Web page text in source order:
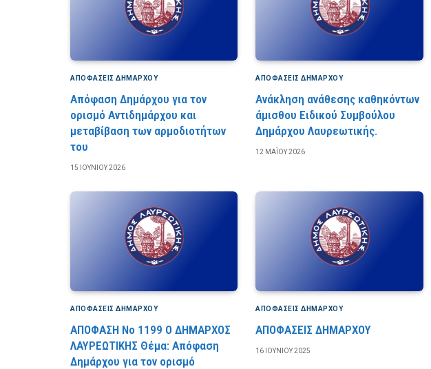
ΑΠΟΦΆΣΕΙΣ ΔΗΜΆΡΧΟΥ
Απόφαση Δημάρχου για τον
ορισμό Αντιδημάρχου και
μεταβίβαση των αρμοδιοτήτων
του
15 ΙΟΥΝΊΟΥ 2026
ΑΠΟΦΆΣΕΙΣ ΔΗΜΆΡΧΟΥ
Ανάκληση ανάθεσης καθηκόντων
άμισθου Ειδικού Συμβούλου
Δημάρχου Λαυρεωτικής.
12 ΜΑΪ́ΟΥ 2026
ΑΠΟΦΆΣΕΙΣ ΔΗΜΆΡΧΟΥ
ΑΠΟΦΑΣΗ Νο 1199 Ο ΔΗΜΑΡΧΟΣ
ΛΑΥΡΕΩΤΙΚΗΣ Θέμα: Απόφαση
Δημάρχου για τον ορισμό
ΑΠΟΦΆΣΕΙΣ ΔΗΜΆΡΧΟΥ
ΑΠΟΦΑΣΕΙΣ ΔΗΜΑΡΧΟΥ
16 ΙΟΥΝΊΟΥ 2025